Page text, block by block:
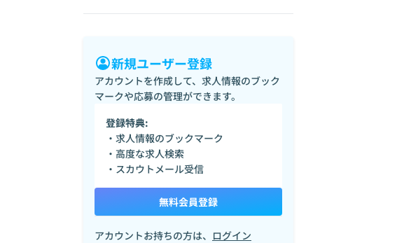
新規ユーザー登録
アカウントを作成して、求人情報のブック
マークや応募の管理ができます。
登録特典:
・求人情報のブックマーク
・高度な求人検索
・スカウトメール受信
無料会員登録
アカウントお持ちの方は、 ログイン